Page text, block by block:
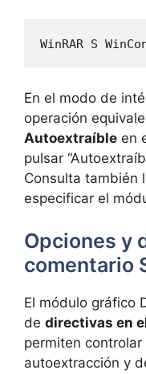
WinRAR S
En el modo de
operación
Autoextraíble en
pulsar
Consulta también
especificar el
Opciones y
comentario
El módulo gráfico
de directivas en
permiten
autoextracción y